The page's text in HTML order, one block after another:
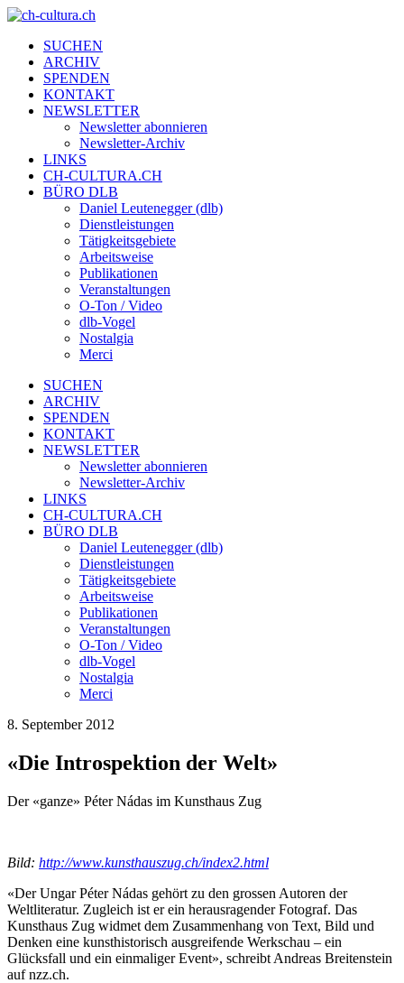
SUCHEN
ARCHIV
SPENDEN
KONTAKT
NEWSLETTER
Newsletter abonnieren
Newsletter-Archiv
LINKS
CH-CULTURA.CH
BÜRO DLB
Daniel Leutenegger (dlb)
Dienstleistungen
Tätigkeitsgebiete
Arbeitsweise
Publikationen
Veranstaltungen
O-Ton / Video
dlb-Vogel
Nostalgia
Merci
SUCHEN
ARCHIV
SPENDEN
KONTAKT
NEWSLETTER
Newsletter abonnieren
Newsletter-Archiv
LINKS
CH-CULTURA.CH
BÜRO DLB
Daniel Leutenegger (dlb)
Dienstleistungen
Tätigkeitsgebiete
Arbeitsweise
Publikationen
Veranstaltungen
O-Ton / Video
dlb-Vogel
Nostalgia
Merci
8. September 2012
«Die Introspektion der Welt»
Der «ganze» Péter Nádas im Kunsthaus Zug
Bild: http://www.kunsthauszug.ch/index2.html
«Der Ungar Péter Nádas gehört zu den grossen Autoren der
Weltliteratur. Zugleich ist er ein herausragender Fotograf. Das
Kunsthaus Zug widmet dem Zusammenhang von Text, Bild und
Denken eine kunsthistorisch ausgreifende Werkschau – ein
Glücksfall und ein einmaliger Event», schreibt Andreas Breitenstein
auf nzz.ch.